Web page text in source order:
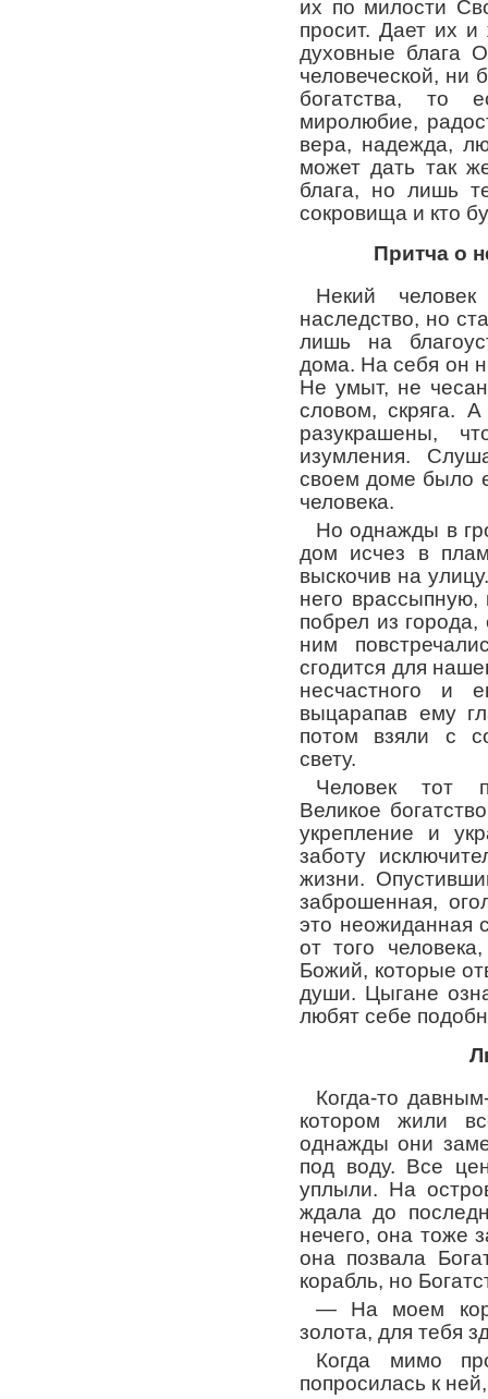
их по милости
просит. Дает их
духовные блага
человеческой, ни
богатства, то
миролюбие,
вера, надежда,
может дать так
блага, но лишь
сокровища и кто
Притча о
Некий
наследство, но
лишь на
дома. На себя он
Не умыт, не
словом, скряга.
разукрашены,
изумления.
своем доме было
человека.
Но однажды в
дом исчез в
выскочив на
него
побрел из
ним
сгодится для
несчастного и
выцарапав ему
потом взяли с
свету.
Человек тот
Великое
укрепление и
заботу
жизни.
заброшенная,
это неожиданная
от того
Божий, которые
души. Цыгане
любят себе
Когда-то
котором жили
однажды они
под воду. Все
уплыли. На
ждала до
нечего, она тоже
она позвала
корабль, но
— На моем
золота, для тебя
Когда мимо
попросилась к